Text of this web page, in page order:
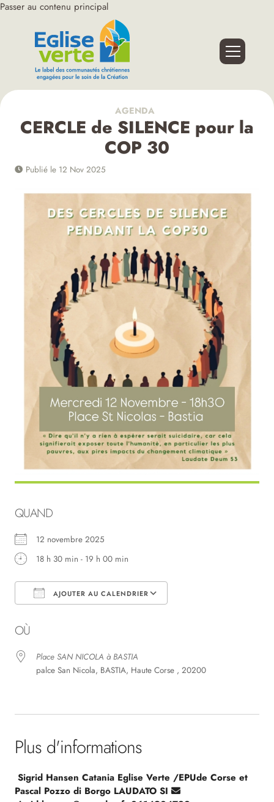
Passer au contenu principal
AGENDA
CERCLE de SILENCE pour la
COP 30
Publié le 12 Nov 2025
QUAND
12 novembre 2025
18 h 30 min - 19 h 00 min
AJOUTER AU CALENDRIER
OÙ
Place SAN NICOLA à BASTIA
palce San Nicola, BASTIA, Haute Corse , 20200
Plus d'informations
Sigrid Hansen Catania Eglise Verte /EPUde Corse et
Pascal Pozzo di Borgo LAUDATO SI